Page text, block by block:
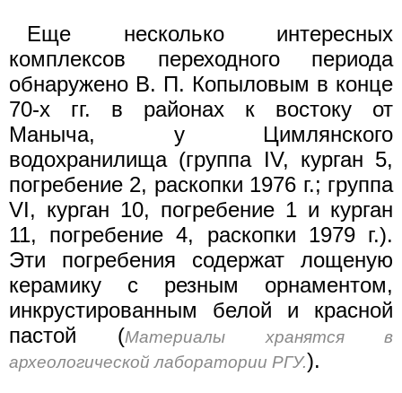
Еще несколько интересных
комплексов переходного периода
обнаружено В. П. Копыловым в конце
70-х гг. в районах к востоку от
Маныча, у Цимлянского
водохранилища (группа IV, курган 5,
погребение 2, раскопки 1976 г.; группа
VI, курган 10, погребение 1 и курган
11, погребение 4, раскопки 1979 г.).
Эти погребения содержат лощеную
керамику с резным орнаментом,
инкрустированным белой и красной
пастой (Материалы хранятся в
археологической лаборатории РГУ.).